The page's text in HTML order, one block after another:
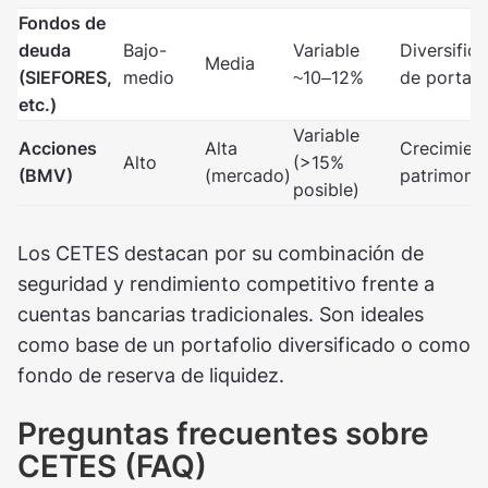
Fondos de
deuda
(SIEFORES,
etc.)
Bajo-
medio
Media
Variable
~10–12%
de
Acciones
(BMV)
Alto
Alta
(mercado)
Variable
(>15%
posible)
Los CETES destacan por su combinación de
seguridad y rendimiento competitivo frente a
cuentas bancarias tradicionales. Son ideales
como base de un portafolio diversificado o como
fondo de reserva de liquidez.
Preguntas frecuentes sobre
CETES (FAQ)